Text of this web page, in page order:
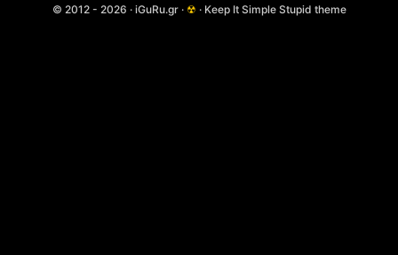
© 2012 - 2026 · iGuRu.gr · ☢ · Keep It Simple Stupid theme